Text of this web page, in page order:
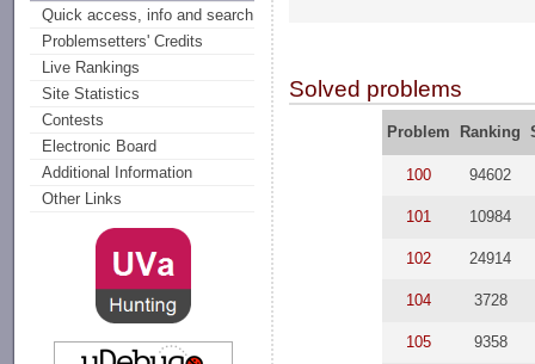
Quick access, info and search
Problemsetters' Credits
Live Rankings
Site Statistics
Contests
Electronic Board
Additional Information
Other Links
Solved problems
Problem Ranking
100 94602
101 10984
102 24914
104 3728
105 9358